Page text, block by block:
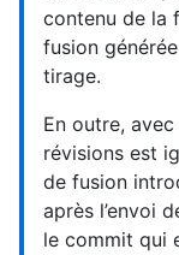
contenu de la
fusion
tirage.
En outre,
révisions est
de fusion
après l’envoi
le commit qui